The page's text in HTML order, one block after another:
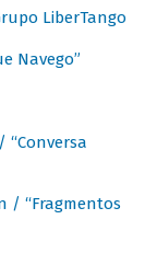
LiberTango
Navego”
“Conversa
/ “Fragmentos